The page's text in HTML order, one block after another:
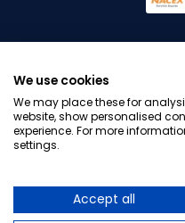
We use cookies
We may place these for
website, show personalised
experience. For more
settings.
Accept all